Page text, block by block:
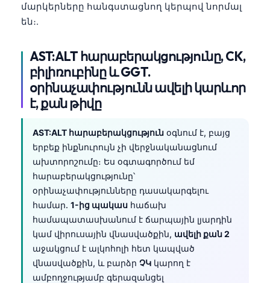
մարկերները հանգստացնող կերպով նորմալ
են։.
AST:ALT հարաբերակցությունը, CK,
բիլիռուբինը և GGT.
օրինաչափությունն ավելի կարևոր
է, քան թիվը
AST:ALT հարաբերակցություն օգնում է, բայց
երբեք ինքնուրույն չի վերջնականացնում
ախտորոշումը։ Ես օգտագործում եմ
հարաբերակցությունը՝
օրինաչափությունները դասակարգելու
համար. 1-ից պակաս հաճախ
համապատասխանում է ճարպային լյարդին
կամ վիրուսային վնասվածքին, ավելի քան 2
աջակցում է ալկոհոլի հետ կապված
վնասվածքին, և բարձր ՉԿ կարող է
ամբողջությամբ գերազանցել
ქართული
Русский
Lietuvių kalba
Polski
한국어
Slovenščina
Magyar
বাংলা
اردو
मराठी
ગુજરાતી